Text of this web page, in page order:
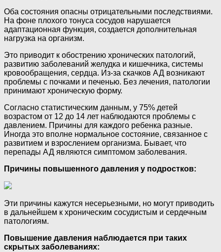
Оба состояния опасны отрицательными последствиями.
На фоне плохого тонуса сосудов нарушается
адаптационная функция, создается дополнительная
нагрузка на организм.
Это приводит к обострению хронических патологий,
развитию заболеваний желудка и кишечника, системы
кровообращения, сердца. Из-за скачков АД возникают
проблемы с почками и печенью. Без лечения, патологии
принимают хроническую форму.
Согласно статистическим данным, у 75% детей
возрастом от 12 до 14 лет наблюдаются проблемы с
давлением. Причины для каждого ребенка разные.
Иногда это вполне нормальное состояние, связанное с
развитием и взрослением организма. Бывает, что
перепады АД являются симптомом заболевания.
Причины повышенного давления у подростков:
Эти причины кажутся несерьезными, но могут приводить
в дальнейшем к хроническим сосудистым и сердечным
патологиям.
Повышение давления наблюдается при таких
скрытых заболеваниях: